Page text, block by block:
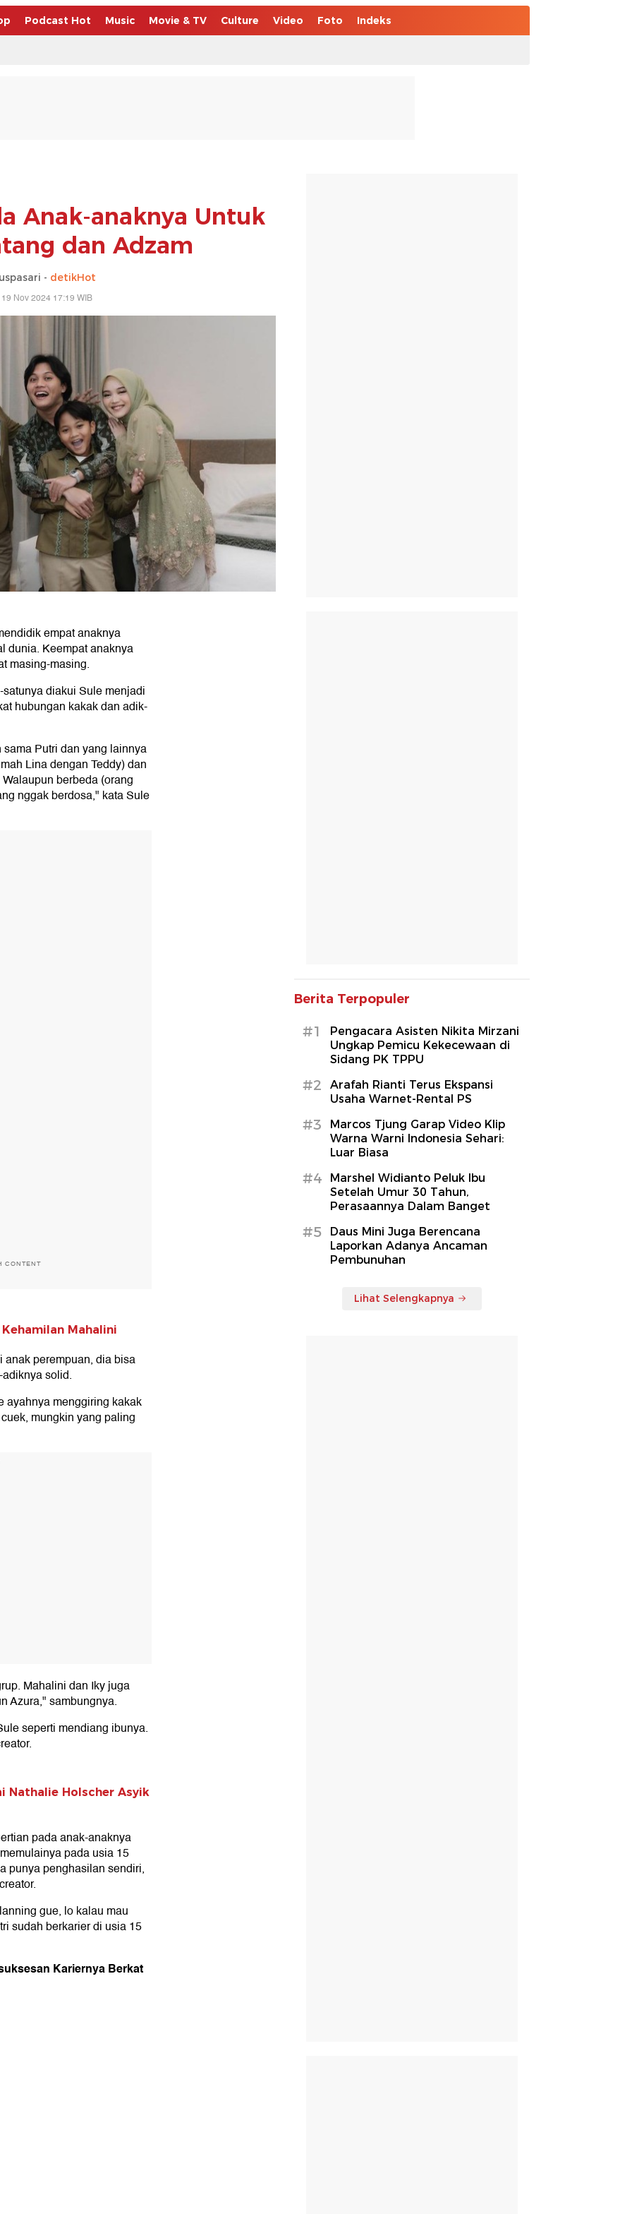
Podcast Hot Music Movie & TV Culture Video Foto Indeks
Anak-anaknya Untuk
dan Adzam
- detikHot
Nov 2024 17:19 WIB
empat anaknya
dunia. Keempat anaknya
masing-masing.
diakui Sule menjadi
hubungan kakak dan adik-
Putri dan yang lainnya
Lina dengan Teddy) dan
berbeda (orang
nggak berdosa," kata Sule
CONTENT
Mahalini
anak perempuan, dia bisa
solid.
ayahnya menggiring kakak
mungkin yang paling
Mahalini dan Iky juga
Azura," sambungnya.
seperti mendiang ibunya.
Nathalie Holscher Asyik
pada anak-anaknya
pada usia 15
punya penghasilan sendiri,
gue, lo kalau mau
sudah berkarier di usia 15
Kariernya Berkat
Berita Terpopuler
#1
Pengacara Asisten Nikita Mirzani
Ungkap Pemicu Kekecewaan di
Sidang PK TPPU
#2
Arafah Rianti Terus Ekspansi
Usaha Warnet-Rental PS
#3
Marcos Tjung Garap Video Klip
Warna Warni Indonesia Sehari:
Luar Biasa
#4
Marshel Widianto Peluk Ibu
Setelah Umur 30 Tahun,
Perasaannya Dalam Banget
#5
Daus Mini Juga Berencana
Laporkan Adanya Ancaman
Pembunuhan
Lihat Selengkapnya